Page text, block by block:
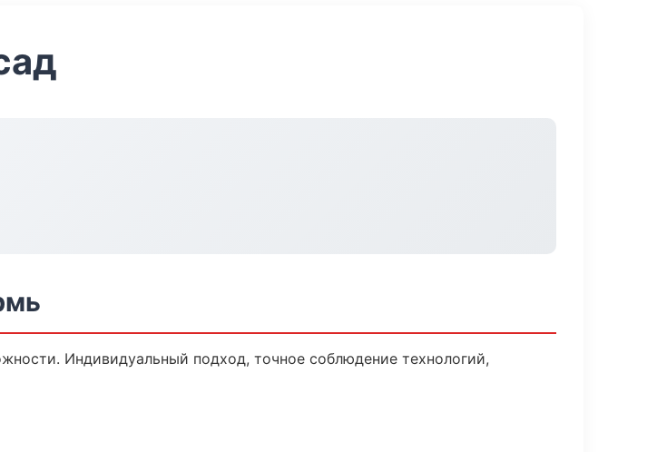
Индивидуальный подход, точное соблюдение технологий,